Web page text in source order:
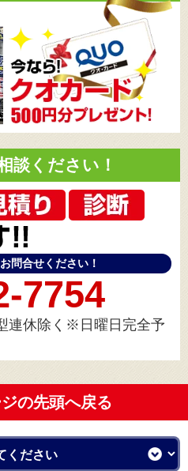
談ください！
問合せください！
7754
連休除く※日曜日完全予
の先頭へ戻る